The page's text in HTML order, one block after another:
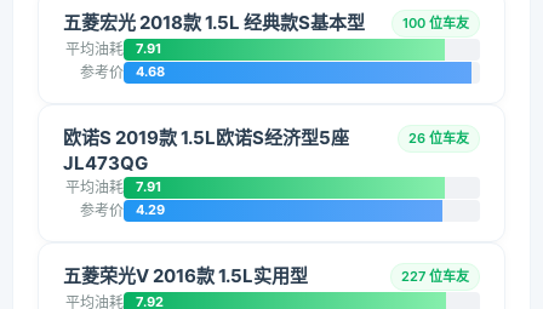
五菱宏光 2018款 1.5L 经典款S基本型 100 位车友
平均油耗 7.91
参考价 4.68
欧诺S 2019款 1.5L欧诺S经济型5座
JL473QG
26 位车友
平均油耗 7.91
参考价 4.29
五菱荣光V 2016款 1.5L实用型 227 位车友
平均油耗 7.92